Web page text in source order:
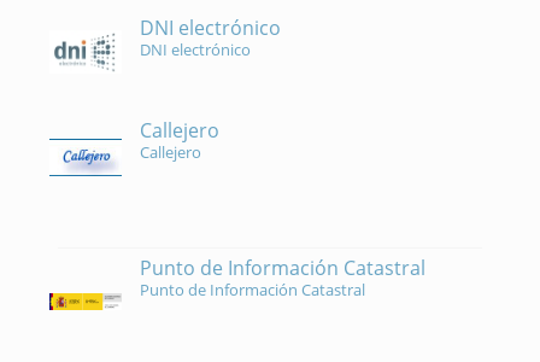
DNI electrónico
DNI electrónico
Callejero
Callejero
Punto de Información Catastral
Punto de Información Catastral